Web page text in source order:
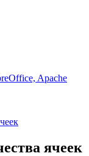
Apache
ячеек